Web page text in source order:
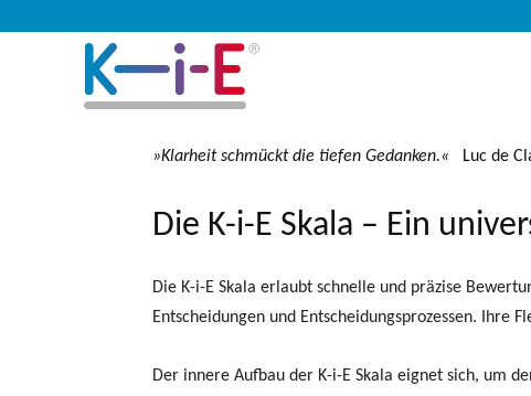
»Klarheit schmückt die tiefen Gedanken.« Luc de
Die K-i-E Skala – Ein
Die K-i-E Skala erlaubt schnelle und präzise
Entscheidungen und Entscheidungsprozessen.
Der innere Aufbau der K-i-E Skala eignet sich, um